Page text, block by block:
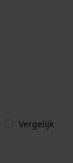
Vergelijk